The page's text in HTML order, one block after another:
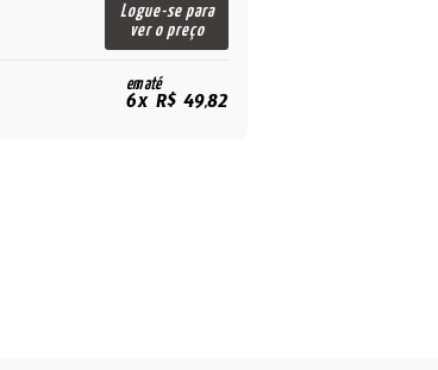
Logue-se para
ver o preço
em até
6x R$ 49,82